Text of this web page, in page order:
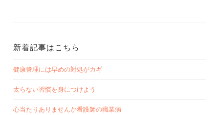
新着記事はこちら
健康管理には早めの対処がカギ
太らない習慣を身につけよう
心当たりありませんか看護師の職業病